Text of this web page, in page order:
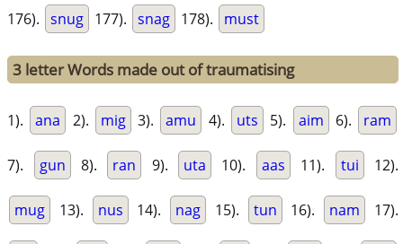
176). snug 177). snag 178). must
3 letter Words made out of traumatising
1). ana 2). mig 3). amu 4). uts 5). aim 6). ram
7). gun 8). ran 9). uta 10). aas 11). tui 12).
mug 13). nus 14). nag 15). tun 16). nam 17).